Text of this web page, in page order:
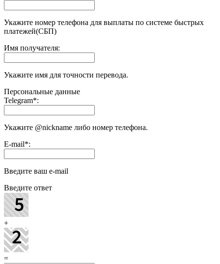
Укажите номер телефона для выплаты по системе быстрых
платежей(СБП)
Имя получателя:
Укажите имя для точности перевода.
Персональные данные
Telegram*:
Укажите @nickname либо номер телефона.
E-mail*:
Введите ваш e-mail
Введите ответ
+
=